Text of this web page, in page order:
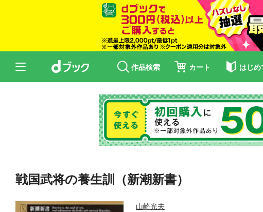
作品検索 カート はじめ
戦国武将の養生訓（新潮新書）
山崎光夫